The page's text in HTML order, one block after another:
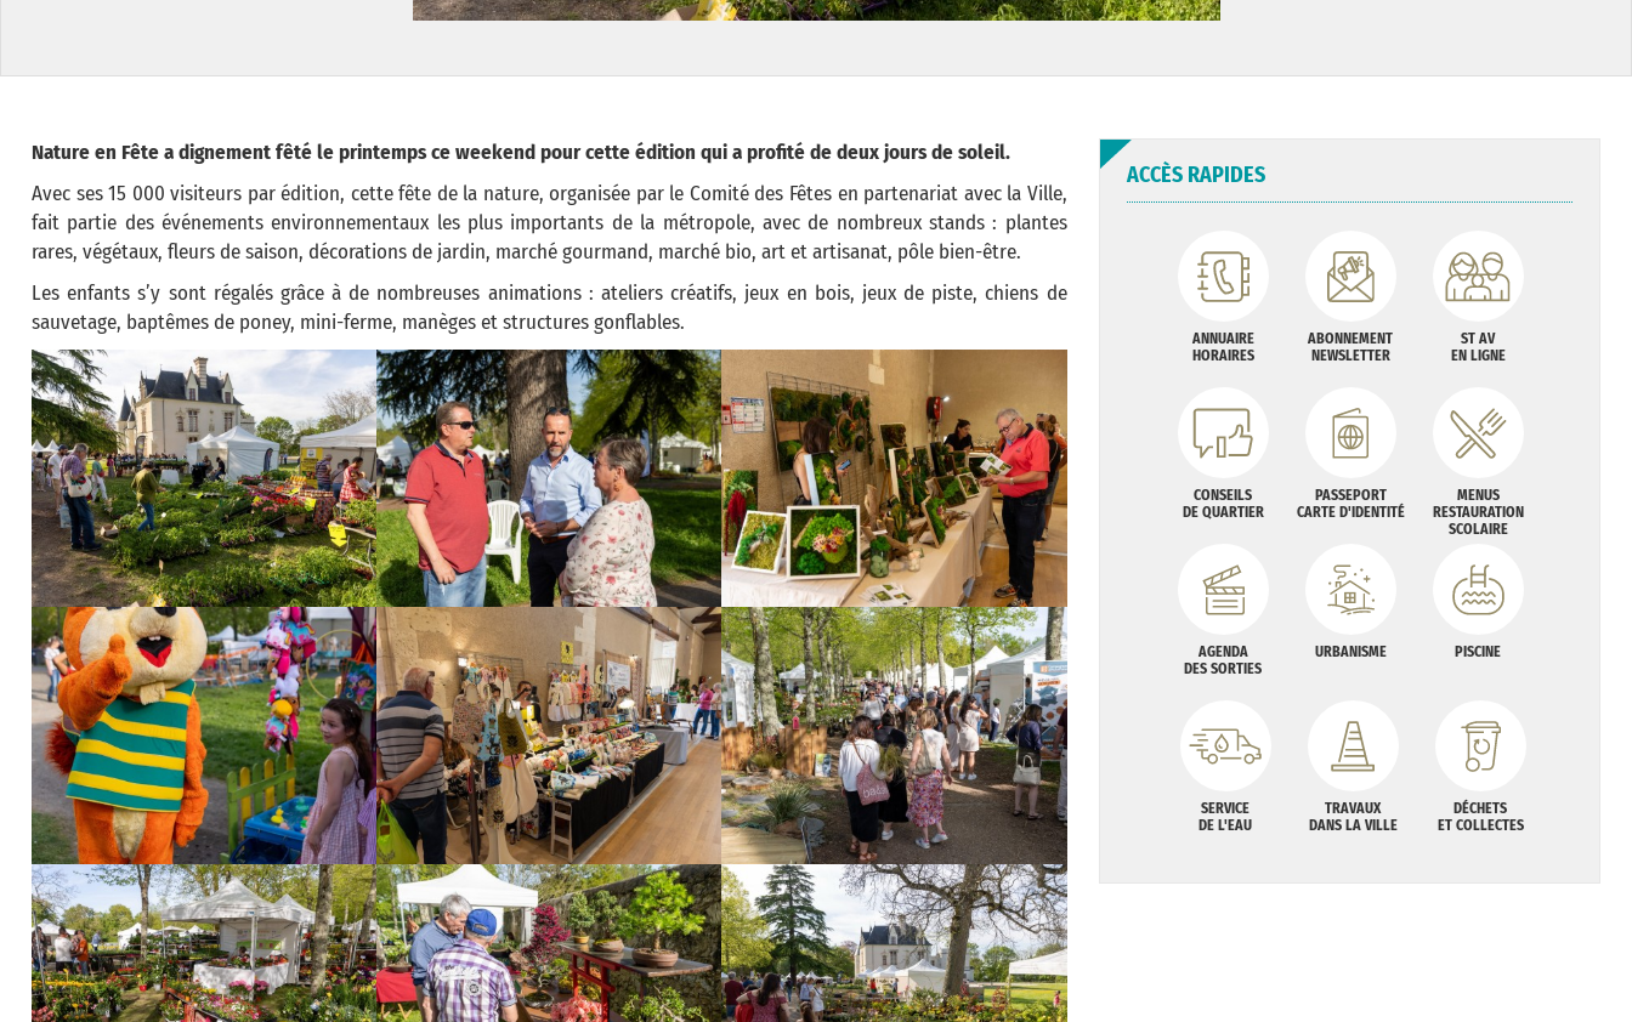
Nature en Fête a dignement fêté le printemps ce weekend pour cette édition qui a profité de deux jours de soleil.
Avec ses 15 000 visiteurs par édition, cette fête de la nature, organisée par le Comité des Fêtes en partenariat avec la Ville,
fait partie des événements environnementaux les plus importants de la métropole, avec de nombreux stands : plantes
rares, végétaux, fleurs de saison, décorations de jardin, marché gourmand, marché bio, art et artisanat, pôle bien-être.
Les enfants s’y sont régalés grâce à de nombreuses animations : ateliers créatifs, jeux en bois, jeux de piste, chiens de
sauvetage, baptêmes de poney, mini-ferme, manèges et structures gonflables.
ACCÈS RAPIDES
ANNUAIRE
HORAIRES
ABONNEMENT
NEWSLETTER
ST AV
EN LIGNE
CONSEILS
DE QUARTIER
PASSEPORT
CARTE D'IDENTITÉ
MENUS
RESTAURATION
SCOLAIRE
AGENDA
DES SORTIES
URBANISME PISCINE
SERVICE
DE L'EAU
TRAVAUX
DANS LA VILLE
DÉCHETS
ET COLLECTES